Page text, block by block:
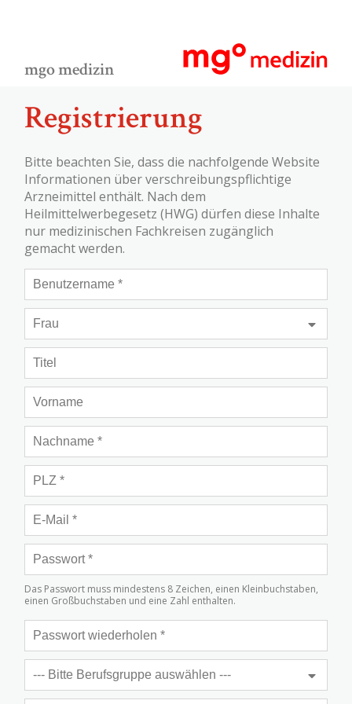
mgo medizin
Registrierung
Bitte beachten Sie, dass die nachfolgende Website
Informationen über verschreibungspflichtige
Arzneimittel enthält. Nach dem
Heilmittelwerbegesetz (HWG) dürfen diese Inhalte
nur medizinischen Fachkreisen zugänglich
gemacht werden.
Das Passwort muss mindestens 8 Zeichen, einen Kleinbuchstaben,
einen Großbuchstaben und eine Zahl enthalten.